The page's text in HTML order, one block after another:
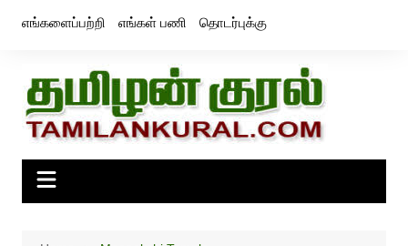
எங்களைப்பற்றி எங்கள் பணி தொடர்புக்கு